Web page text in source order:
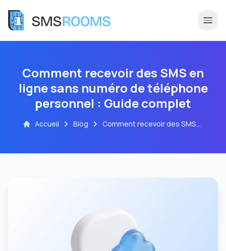
Comment recevoir des SMS en
ligne sans numéro de téléphone
personnel : Guide complet
Accueil Blog
Comment recevoir des SMS
complet